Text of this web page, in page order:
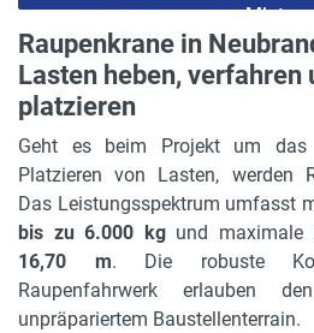
Miete
Raupenkrane in
Lasten heben, verfahren
platzieren
Geht es beim Projekt um das
Platzieren von Lasten, werden
Das Leistungsspektrum umfasst
bis zu 6.000 kgund maximale
16,70 m. Die robuste
Raupenfahrwerk erlauben
unpräpariertem Baustellenterrain.